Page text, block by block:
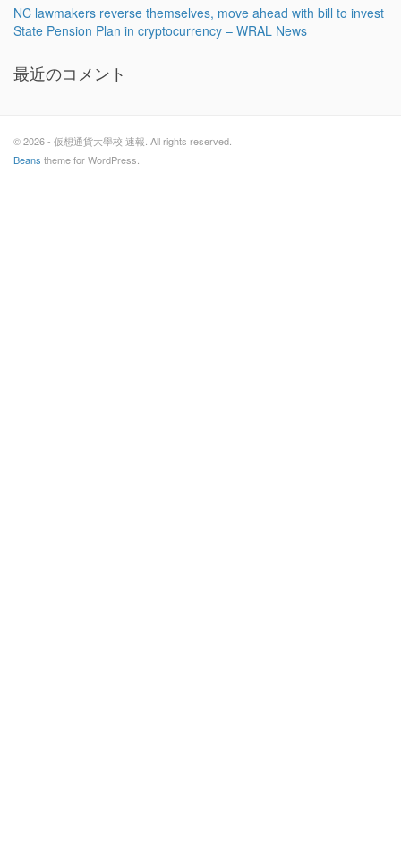
NC lawmakers reverse themselves, move ahead with bill to invest
State Pension Plan in cryptocurrency – WRAL News
最近のコメント
© 2026 - 仮想通貨大學校 速報. All rights reserved.
Beans theme for WordPress.